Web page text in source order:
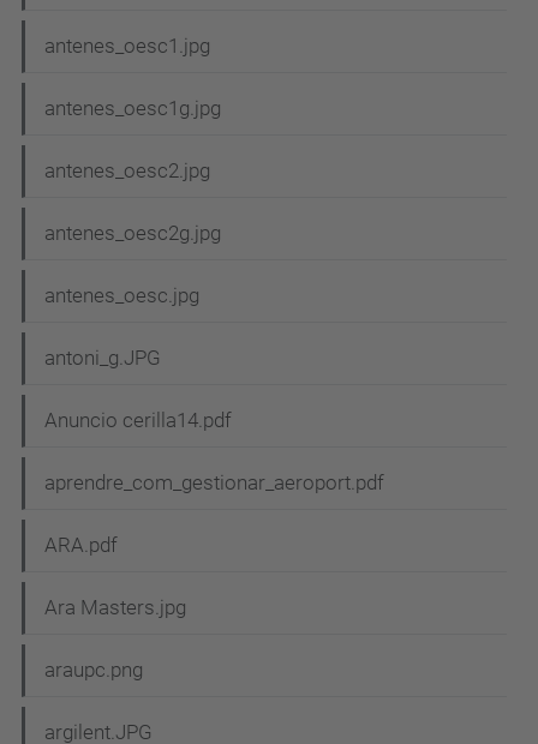
antenes_oesc1.jpg
antenes_oesc1g.jpg
antenes_oesc2.jpg
antenes_oesc2g.jpg
antenes_oesc.jpg
antoni_g.JPG
Anuncio cerilla14.pdf
aprendre_com_gestionar_aeroport.pdf
ARA.pdf
Ara Masters.jpg
araupc.png
argilent.JPG